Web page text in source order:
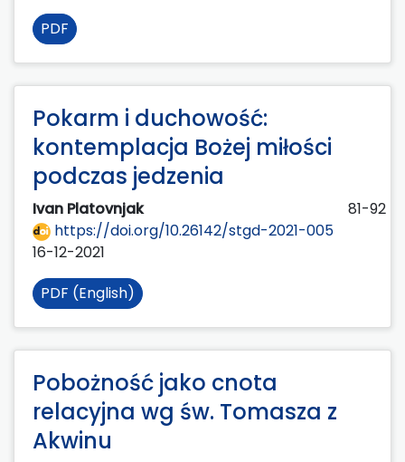
PDF
Pokarm i duchowość:
kontemplacja Bożej miłości
podczas jedzenia
Ivan Platovnjak
81-92
https://doi.org/10.26142/stgd-2021-005
16-12-2021
PDF (English)
Pobożność jako cnota
relacyjna wg św. Tomasza z
Akwinu